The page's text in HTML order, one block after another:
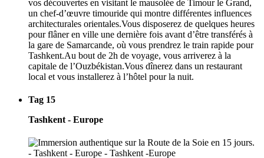
vos découvertes en visitant le mausolée de Timour le Grand,
un chef-d’œuvre timouride qui montre différentes influences
architecturales orientales.Vous disposerez de quelques heures
pour flâner en ville une dernière fois avant d’être transférés à
la gare de Samarcande, où vous prendrez le train rapide pour
Tashkent.Au bout de 2h de voyage, vous arriverez à la
capitale de l’Ouzbékistan.Vous dînerez dans un restaurant
local et vous installerez à l’hôtel pour la nuit.
Tag 15
Tashkent - Europe